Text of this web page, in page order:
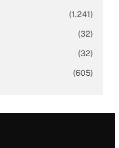
(1.241)
(32)
(32)
(605)